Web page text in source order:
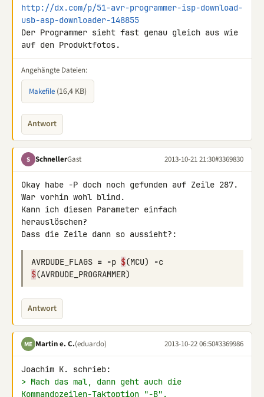
http://dx.com/p/51-avr-programmer-isp-download-
usb-asp-downloader-148855
Der Programmer sieht fast genau gleich aus wie
auf den Produktfotos.
Angehängte Dateien:
Makefile (16,4 KB)
Antwort
S SchnellerGast 2013-10-21 21:30#3369830
Okay habe -P doch noch gefunden auf Zeile 287.
War vorhin wohl blind.
Kann ich diesen Parameter einfach
herauslöschen?
AVRDUDE_FLAGS = -p $(MCU) -c
$(AVRDUDE_PROGRAMMER)
Antwort
ME Martin e. C.(eduardo) 2013-10-22 06:50#3369986
> Mach das mal, dann geht auch die
Kommandozeilen-Taktoption "-B".